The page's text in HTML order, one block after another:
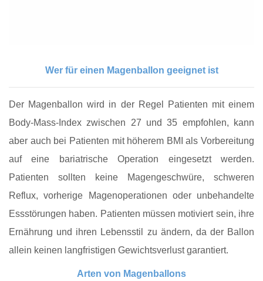
Wer für einen Magenballon geeignet ist
Der Magenballon wird in der Regel Patienten mit einem
Body-Mass-Index zwischen 27 und 35 empfohlen, kann
aber auch bei Patienten mit höherem BMI als Vorbereitung
auf eine bariatrische Operation eingesetzt werden.
Patienten sollten keine Magengeschwüre, schweren
Reflux, vorherige Magenoperationen oder unbehandelte
Essstörungen haben. Patienten müssen motiviert sein, ihre
Ernährung und ihren Lebensstil zu ändern, da der Ballon
allein keinen langfristigen Gewichtsverlust garantiert.
Arten von Magenballons